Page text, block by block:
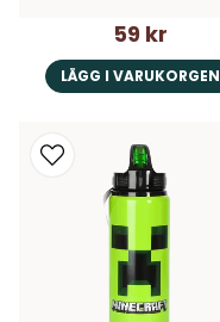
59 kr
LÄGG I VARUKORGEN